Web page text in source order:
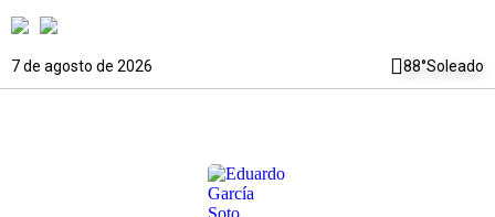
7 de agosto de 2026 88°Soleado